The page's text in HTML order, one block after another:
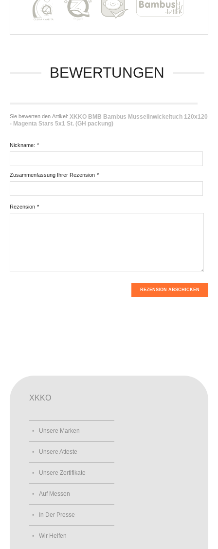
BEWERTUNGEN
Sie bewerten den Artikel: XKKO BMB Bambus Musselinwickeltuch 120x120
- Magenta Stars 5x1 St. (GH packung)
*
Nickname:
*
Zusammenfassung Ihrer Rezension
*
Rezension
REZENSION ABSCHICKEN
XKKO
Unsere Marken
Unsere Atteste
Unsere Zertifikate
Auf Messen
In Der Presse
Wir Helfen